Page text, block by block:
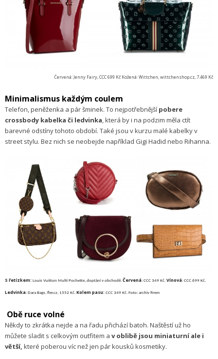
Červená: Jenny Fairy, CCC 699 Kč Kožená: Wittchen, wittchenshop.cz, 7.469 Kč
Minimalismus každým coulem
Telefon, peněženka a pár šminek. To nejpotřebnější pobere
crossbody kabelka či ledvinka, která by i na podzim měla ctít
barevné odstíny tohoto období. Také jsou v kurzu malé kabelky v
street stylu. Bez nich se neobejde například Gigi Hadid nebo Rihanna.
S řetízkem: Louis Vuitton Multi Pochette, doptání v obchodě. Červená: CCC 349 Kč. Vínová: CCC 699 Kč.
Ledvinka: Dara Bags, fler.cz, 1552 Kč. Kolem pasu: CCC 349 Kč. Foto: archiv firem
Obě ruce volné
Někdy to zkrátka nejde a na řadu přichází batoh. Naštěstí už ho
můžete sladit s celkovým outfitem a v oblibě jsou miniaturní ale i
větší, které poberou víc než jen pár kousků kosmetiky.